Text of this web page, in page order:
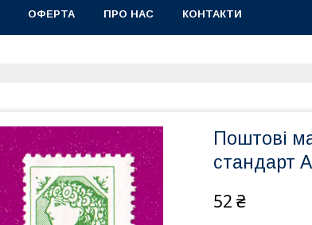
ОФЕРТА ПРО НАС КОНТАКТИ
Поштові
стандарт
52 ₴